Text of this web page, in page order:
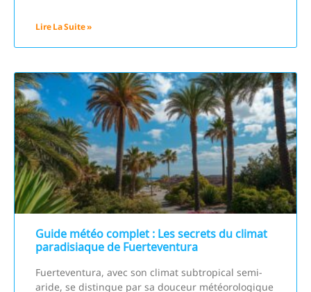
Lire La Suite »
Guide météo complet : Les secrets du climat
paradisiaque de Fuerteventura
Fuerteventura, avec son climat subtropical semi-
aride, se distingue par sa douceur météorologique